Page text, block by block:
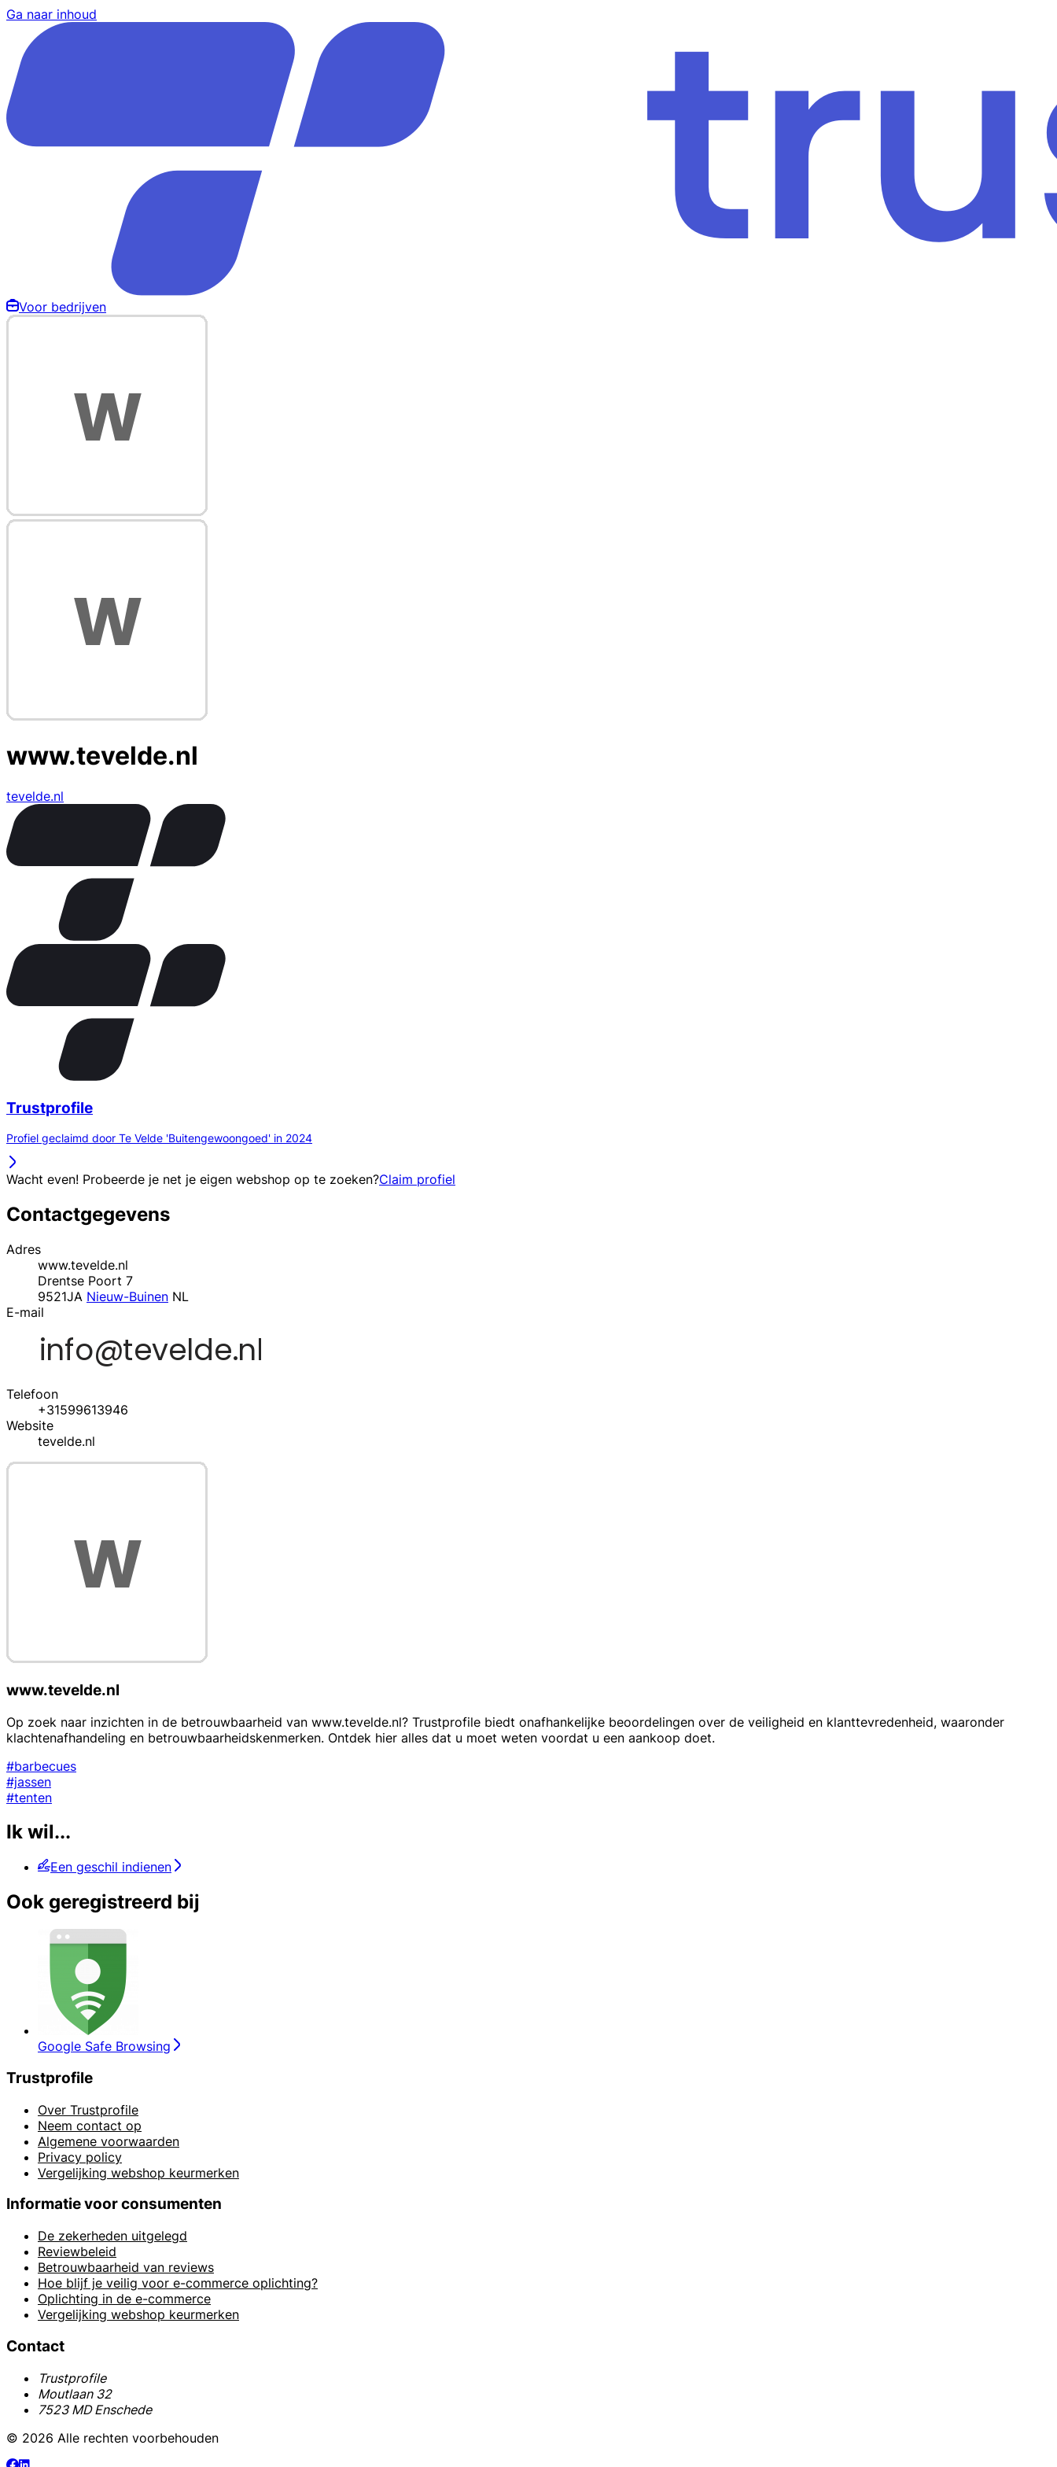
Ga naar inhoud
Voor bedrijven
www.tevelde.nl
tevelde.nl
Trustprofile
Profiel geclaimd door Te Velde 'Buitengewoongoed' in 2024
Wacht even! Probeerde je net je eigen webshop op te zoeken?Claim profiel
Contactgegevens
Adres
www.tevelde.nl
Drentse Poort 7
9521JA Nieuw-Buinen NL
E-mail
Telefoon
+31599613946
Website
tevelde.nl
www.tevelde.nl
Op zoek naar inzichten in de betrouwbaarheid van www.tevelde.nl? Trustprofile biedt onafhankelijke beoordelingen over de veiligheid en klanttevredenheid, waaronder
klachtenafhandeling en betrouwbaarheidskenmerken. Ontdek hier alles dat u moet weten voordat u een aankoop doet.
#barbecues
#jassen
#tenten
Ik wil...
Een geschil indienen
Ook geregistreerd bij
Google Safe Browsing
Trustprofile
Over Trustprofile
Neem contact op
Algemene voorwaarden
Privacy policy
Vergelijking webshop keurmerken
Informatie voor consumenten
De zekerheden uitgelegd
Reviewbeleid
Betrouwbaarheid van reviews
Hoe blijf je veilig voor e-commerce oplichting?
Oplichting in de e-commerce
Vergelijking webshop keurmerken
Contact
Trustprofile
Moutlaan 32
7523 MD Enschede
© 2026 Alle rechten voorbehouden